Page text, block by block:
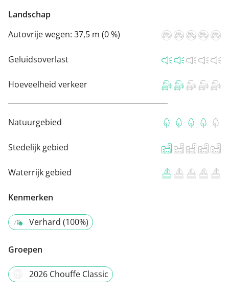
Landschap
Autovrije wegen: 37,5 m (0 %)
Geluidsoverlast
Hoeveelheid verkeer
Natuurgebied
Stedelijk gebied
Waterrijk gebied
Kenmerken
Verhard (100%)
Groepen
2026 Chouffe Classic